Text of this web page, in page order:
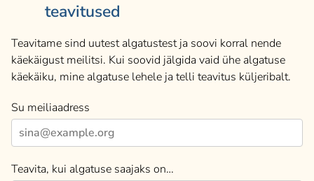
teavitused
Teavitame sind uutest algatustest ja soovi korral nende
käekäigust meilitsi. Kui soovid jälgida vaid ühe algatuse
käekäiku, mine algatuse lehele ja telli teavitus küljeribalt.
Su meiliaadress
Teavita, kui algatuse saajaks on…